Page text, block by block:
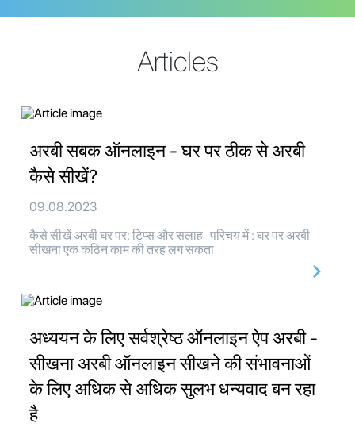
Articles
अरबी सबक ऑनलाइन - घर पर ठीक से अरबी
कैसे सीखें?
09.08.2023
कैसे सीखें अरबी घर पर: टिप्स और सलाह परिचय में : घर पर अरबी
सीखना एक कठिन काम की तरह लग सकता
अध्ययन के लिए सर्वश्रेष्ठ ऑनलाइन ऐप अरबी -
सीखना अरबी ऑनलाइन सीखने की संभावनाओं
के लिए अधिक से अधिक सुलभ धन्यवाद बन रहा
है